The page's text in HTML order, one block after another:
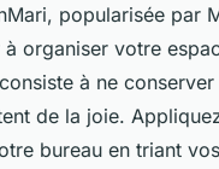
popularisée par
organiser votre
à ne
de la joie.
bureau en triant